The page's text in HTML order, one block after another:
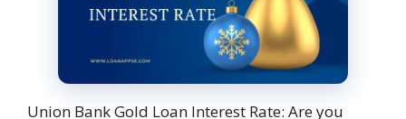
Union Bank Gold Loan Interest Rate: Are you